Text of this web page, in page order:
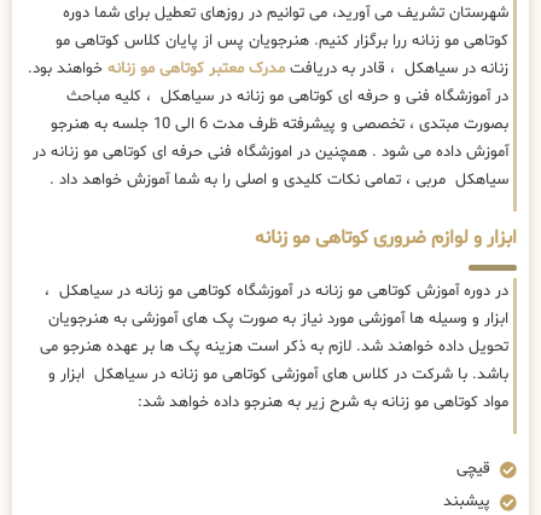
شهرستان تشریف می آورید، می توانیم در روزهای تعطیل برای شما دوره
کوتاهی مو زنانه ررا برگزار کنیم. هنرجویان پس از پایان کلاس کوتاهی مو
زنانه در سیاهکل ، قادر به دریافت مدرک معتبر کوتاهی مو زنانه خواهند بود.
در آموزشگاه فنی و حرفه ای کوتاهی مو زنانه در سیاهکل ، کلیه مباحث
بصورت مبتدی ، تخصصی و پیشرفته ظرف مدت 6 الی 10 جلسه به هنرجو
آموزش داده می شود . همچنین در اموزشگاه فنی حرفه ای کوتاهی مو زنانه در
سیاهکل مربی ، تمامی نکات کلیدی و اصلی را به شما آموزش خواهد داد .
ابزار و لوازم ضروری کوتاهی مو زنانه
در دوره آموزش کوتاهی مو زنانه در آموزشگاه کوتاهی مو زنانه در سیاهکل ،
ابزار و وسیله ها آموزشی مورد نیاز به صورت پک های آموزشی به هنرجویان
تحویل داده خواهند شد. لازم به ذکر است هزینه پک ها بر عهده هنرجو می
باشد. با شرکت در کلاس های آموزشی کوتاهی مو زنانه در سیاهکل ابزار و
مواد کوتاهی مو زنانه به شرح زیر به هنرجو داده خواهد شد:
قیچی
پیشبند